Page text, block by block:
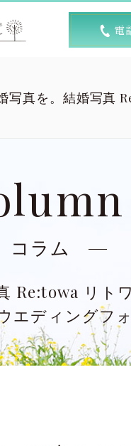
大宮
写真を。結婚写真
コラム
Re:towa リト
エディングフ